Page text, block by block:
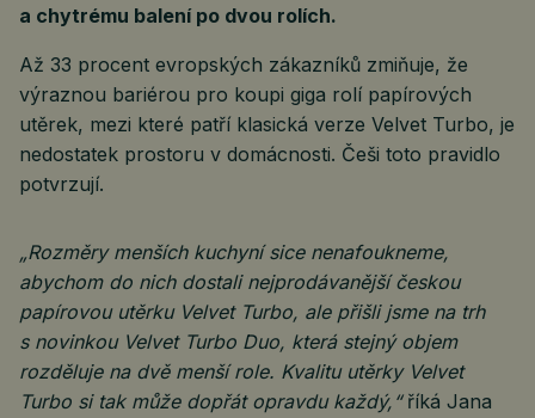
a chytrému balení po dvou rolích.
Až 33 procent evropských zákazníků zmiňuje, že
výraznou bariérou pro koupi giga rolí papírových
utěrek, mezi které patří klasická verze Velvet Turbo, je
nedostatek prostoru v domácnosti. Češi toto pravidlo
potvrzují.
„Rozměry menších kuchyní sice nenafoukneme,
abychom do nich dostali nejprodávanější českou
papírovou utěrku Velvet Turbo, ale přišli jsme na trh
s novinkou Velvet Turbo Duo, která stejný objem
rozděluje na dvě menší role. Kvalitu utěrky Velvet
Turbo si tak může dopřát opravdu každý,“říká Jana